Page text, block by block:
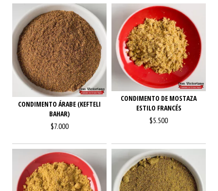
CONDIMENTO ÁRABE (KEFTELI
BAHAR)
$7.000
CONDIMENTO DE MOSTAZA
ESTILO FRANCÉS
$5.500